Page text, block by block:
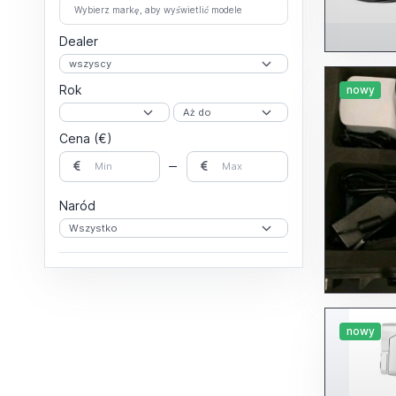
Wybierz markę, aby wyświetlić modele
Dealer
Rok
Cena (€)
Naród
nowy
nowy